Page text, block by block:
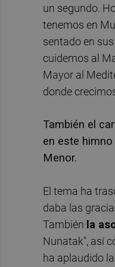
un segundo.
tenemos en
sentado en
cuidemos al
Mayor al
donde
También el
en este
Menor.
El tema ha
daba las
También la
Nunatak", así
ha aplaudido